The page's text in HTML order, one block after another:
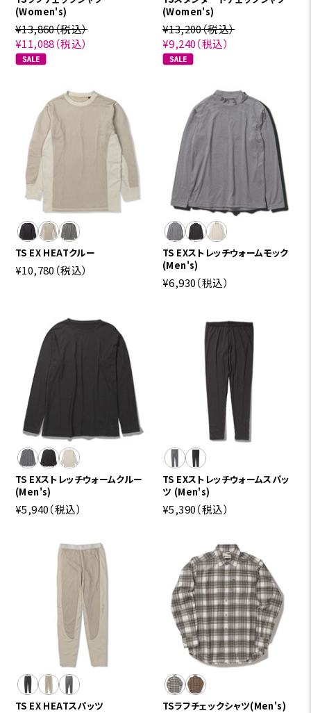
(Women's)
¥13,860（税込）
¥11,088（税込）
(Women's)
¥13,200（税込）
¥9,240（税込）
TS EX HEATクルー
¥10,780 （税込）
TS EXストレッチウォームモック
(Men's)
¥6,930（税込）
TS EXストレッチウォームクルー
(Men's)
¥5,940（税込）
TS EXストレッチウォームスパッ
ツ (Men's)
¥5,390（税込）
TS EX HEATスパッツ TSラフチェックシャツ(Men's)